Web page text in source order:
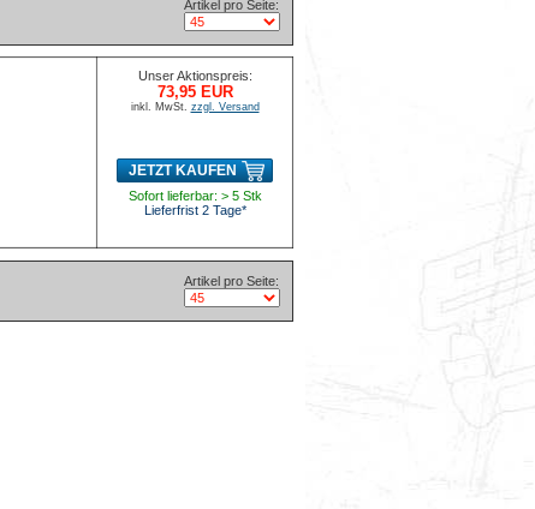
Artikel pro Seite:
Unser Aktionspreis:
73,95 EUR
inkl. MwSt. zzgl. Versand
JETZT KAUFEN
Sofort lieferbar: > 5 Stk
Lieferfrist 2 Tage*
Artikel pro Seite: